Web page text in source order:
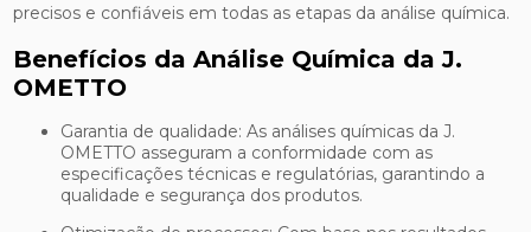
precisos e confiáveis em todas as etapas da análise química.
Benefícios da Análise Química da J.
OMETTO
Garantia de qualidade: As análises químicas da J.
OMETTO asseguram a conformidade com as
especificações técnicas e regulatórias, garantindo a
qualidade e segurança dos produtos.